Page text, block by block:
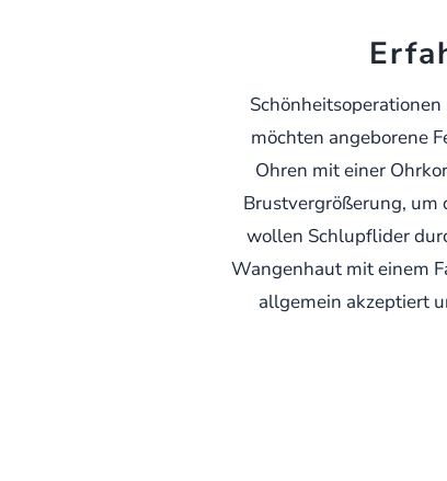
möchten angeborene
Ohren mit einer
Brustvergrößerung, um
wollen Schlupflider
Wangenhaut mit einem
allgemein akzeptiert